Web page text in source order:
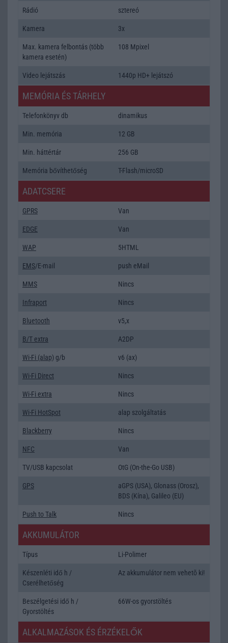
Rádió sztereó
Kamera 3x
Max. kamera felbontás (több
kamera esetén)
108 Mpixel
Video lejátszás 1440p HD+ lejátszó
MEMÓRIA ÉS TÁRHELY
Telefonkönyv db dinamikus
Min. memória 12 GB
Min. háttértár 256 GB
Memória bővíthetőség T-Flash/microSD
ADATCSERE
GPRS Van
EDGE Van
WAP 5HTML
EMS/E-mail push eMail
MMS Nincs
Infraport Nincs
Bluetooth v5,x
B/T extra A2DP
Wi-Fi (alap) g/b v6 (ax)
Wi-Fi Direct Nincs
Wi-Fi extra Nincs
Wi-Fi HotSpot alap szolgáltatás
Blackberry Nincs
NFC Van
TV/USB kapcsolat OtG (On-the-Go USB)
GPS
aGPS (USA), Glonass (Orosz),
BDS (Kína), Galileo (EU)
Push to Talk Nincs
AKKUMULÁTOR
Típus Li-Polimer
Készenléti idő h /
Cserélhetőség
Az akkumulátor nem vehetõ ki!
Beszélgetési idő h /
Gyorstöltés
66W-os gyorstöltés
ALKALMAZÁSOK ÉS ÉRZÉKELŐK